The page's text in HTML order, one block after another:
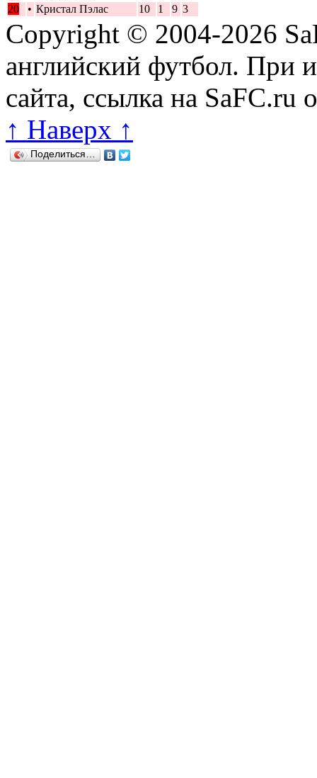
20
• Кристал Пэлас 10 1 9 3
Copyright © 2004-2026
английский футбол. При
сайта, ссылка на SaFC.ru
↑ Наверх ↑
Поделиться…